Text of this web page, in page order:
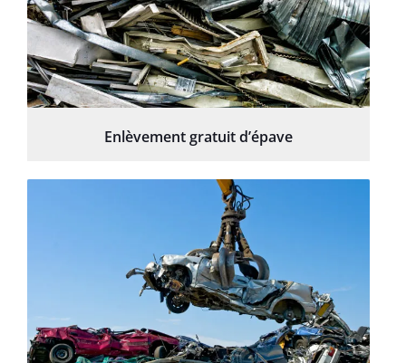
Enlèvement gratuit d’épave